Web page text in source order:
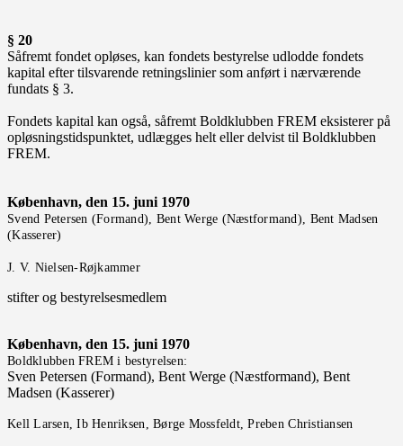
§ 20
Såfremt fondet opløses, kan fondets bestyrelse udlodde fondets
kapital efter tilsvarende retningslinier som anført i nærværende
fundats § 3.
Fondets kapital kan også, såfremt Boldklubben FREM eksisterer på
opløsningstidspunktet, udlægges helt eller delvist til Boldklubben
FREM.
København, den 15. juni 1970
Svend Petersen (Formand), Bent Werge (Næstformand), Bent Madsen
(Kasserer)
J. V. Nielsen-Røjkammer
stifter og bestyrelsesmedlem
København, den 15. juni 1970
Boldklubben FREM i bestyrelsen:
Sven Petersen (Formand), Bent Werge (Næstformand), Bent
Madsen (Kasserer)
Kell Larsen, Ib Henriksen, Børge Mossfeldt, Preben Christiansen